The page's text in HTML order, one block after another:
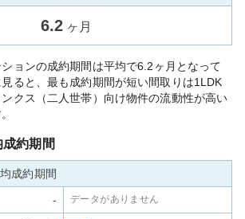
6.2 ヶ月
ョンの成約期間は平均で6.2ヶ月となって
ると、最も成約期間が短い間取りは1LDK
クス（二人世帯）向け物件の流動性が高い
約期間
成約期間
- データがありません